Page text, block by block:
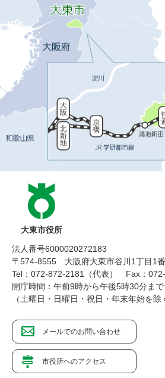
大東市役所
法人番号6000020272183
〒574-8555 大阪府大東市谷川1丁目1
Tel：072-872-2181（代表）
Fax：
開庁時間：午前9時から午後5時30分まで
（土曜日・日曜日・祝日・年末年始を除
メールでのお問い合わせ
市役所へのアクセス